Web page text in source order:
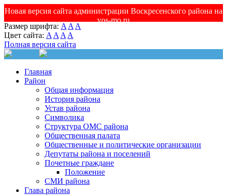
Новая версия сайта администрации Воскресенского района на
vos-mo.ru
Размер шрифта: A A A
Цвет сайта: A A A A
Полная версия сайта
Главная
Район
Общая информация
История района
Устав района
Символика
Структура ОМС района
Общественная палата
Общественные и политические организации
Депутаты района и поселений
Почетные граждане
Положение
СМИ района
Глава района